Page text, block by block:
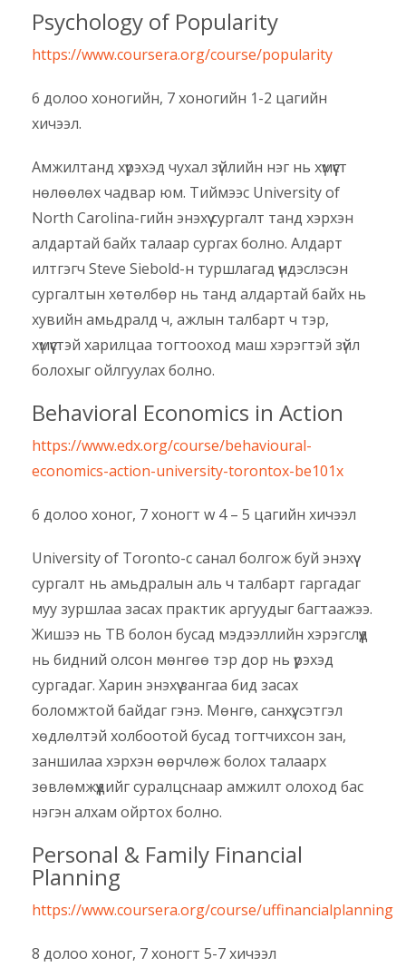
Psychology of Popularity
https://www.coursera.org/course/popularity
6 долоо хоногийн, 7 хоногийн 1-2 цагийн
хичээл.
Амжилтанд хүрэхэд чухал зүйлийн нэг нь хүмүүст
нөлөөлөх чадвар юм. Тиймээс University of
North Carolina-гийн энэхүү сургалт танд хэрхэн
алдартай байх талаар сургах болно. Алдарт
илтгэгч Steve Siebold-н туршлагад үндэслэсэн
сургалтын хөтөлбөр нь танд алдартай байх нь
хувийн амьдралд ч, ажлын талбарт ч тэр,
хүмүүстэй харилцаа тогтооход маш хэрэгтэй зүйл
болохыг ойлгуулах болно.
Behavioral Economics in Action
https://www.edx.org/course/behavioural-
economics-action-university-torontox-be101x
6 долоо хоног, 7 хоногт w 4 – 5 цагийн хичээл
University of Toronto-с санал болгож буй энэхүү
сургалт нь амьдралын аль ч талбарт гаргадаг
муу зуршлаа засах практик аргуудыг багтаажээ.
Жишээ нь ТВ болон бусад мэдээллийн хэрэгслүүд
нь бидний олсон мөнгөө тэр дор нь үрэхэд
сургадаг. Харин энэхүү зангаа бид засах
боломжтой байдаг гэнэ. Мөнгө, санхүү, сэтгэл
хөдлөлтэй холбоотой бусад тогтчихсон зан,
заншилаа хэрхэн өөрчлөж болох талаарх
зөвлөмжүүдийг суралцснаар амжилт олоход бас
нэгэн алхам ойртох болно.
Personal & Family Financial
Planning
https://www.coursera.org/course/uffinancialplanning
8 долоо хоног, 7 хоногт 5-7 хичээл